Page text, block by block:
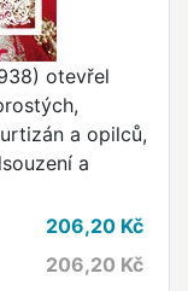
otevřel
a opilců,
a
206,20 Kč
206,20 Kč